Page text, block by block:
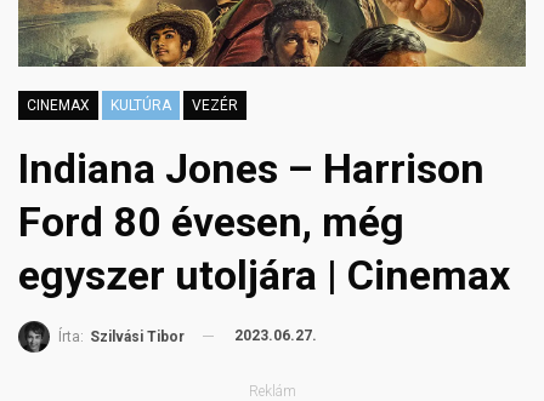
CINEMAX KULTÚRA VEZÉR
Indiana Jones – Harrison
Ford 80 évesen, még
egyszer utoljára | Cinemax
Írta: Szilvási Tibor 2023.06.27.
Reklám